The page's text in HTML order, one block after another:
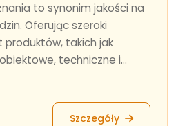
to synonim jakości na
Oferując szeroki
takich jak
techniczne i...
Szczegóły